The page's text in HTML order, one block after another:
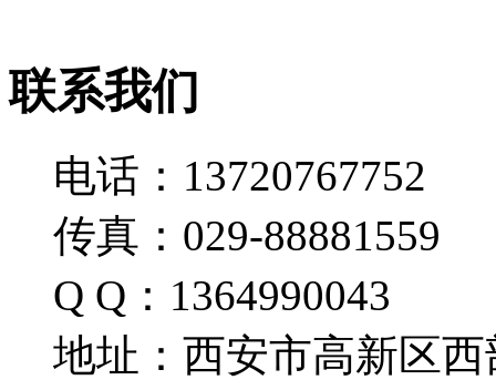
联系我们
电话：13720767752
传真：029-88881559
Q Q：1364990043
地址：西安市高新区西